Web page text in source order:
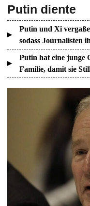
Putin diente
Putin und Xi
sodass Journalisten
Putin hat eine junge
Familie, damit sie